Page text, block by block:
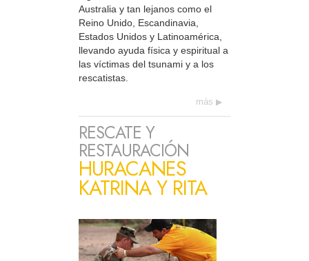
Australia y tan lejanos como el
Reino Unido, Escandinavia,
Estados Unidos y Latinoamérica,
llevando ayuda física y espiritual a
las víctimas del tsunami y a los
rescatistas.
más
RESCATE Y
RESTAURACIÓN
HURACANES
KATRINA Y RITA